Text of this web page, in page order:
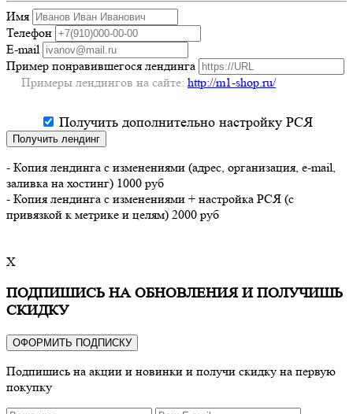
Имя
Телефон
E-mail
Пример понравившегося лендинга
Примеры лендингов на сайте: http://m1-shop.ru/
Получить дополнительно настройку РСЯ
Получить лендинг
- Копия лендинга с изменениями (адрес, организация, e-mail,
заливка на хостинг) 1000 руб
- Копия лендинга с изменениями + настройка РСЯ (с
привязкой к метрике и целям) 2000 руб
X
ПОДПИШИСЬ НА ОБНОВЛЕНИЯ И ПОЛУЧИШЬ
СКИДКУ
ОФОРМИТЬ ПОДПИСКУ
Подпишись на акции и новинки и получи скидку на первую
покупку